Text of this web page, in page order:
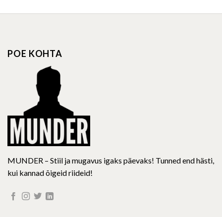
POE KOHTA
MUNDER – Stiil ja mugavus igaks päevaks! Tunned end hästi,
kui kannad õigeid riideid!